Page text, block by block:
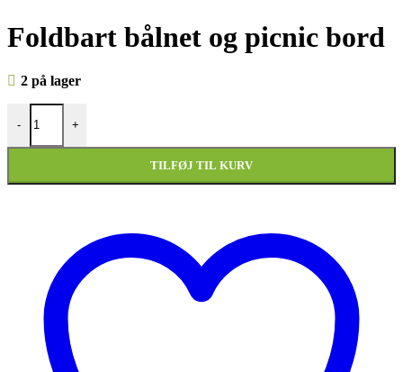
Foldbart bålnet og picnic bord
2 på lager
-
Foldbart bålnet og picnic bord antal
+
TILFØJ TIL KURV